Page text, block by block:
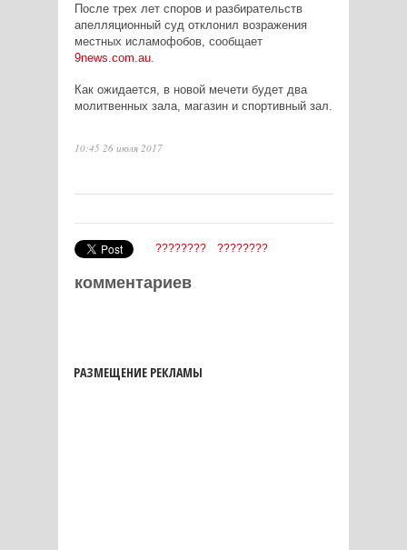
После трех лет споров и разбирательств
апелляционный суд отклонил возражения
местных исламофобов, сообщает
9news com au.
Как ожидается, в новой мечети будет два
молитвенных зала, магазин и спортивный зал.
10:45 26 июля 2017
???????? ????????
комментариев
РАЗМЕЩЕНИЕ РЕКЛАМЫ